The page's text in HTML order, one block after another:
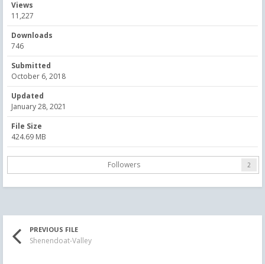
Views
11,227
Downloads
746
Submitted
October 6, 2018
Updated
January 28, 2021
File Size
424.69 MB
Followers 2
PREVIOUS FILE
Shenendoat-Valley